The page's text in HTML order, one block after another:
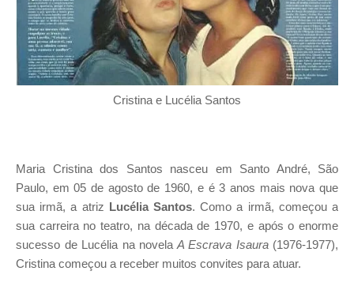
Cristina e Lucélia Santos
Maria Cristina dos Santos nasceu em Santo André, São
Paulo, em 05 de agosto de 1960, e é 3 anos mais nova que
sua irmã, a atriz Lucélia Santos. Como a irmã, começou a
sua carreira no teatro, na década de 1970, e após o enorme
sucesso de Lucélia na novela A Escrava Isaura(1976-1977),
Cristina começou a receber muitos convites para atuar.